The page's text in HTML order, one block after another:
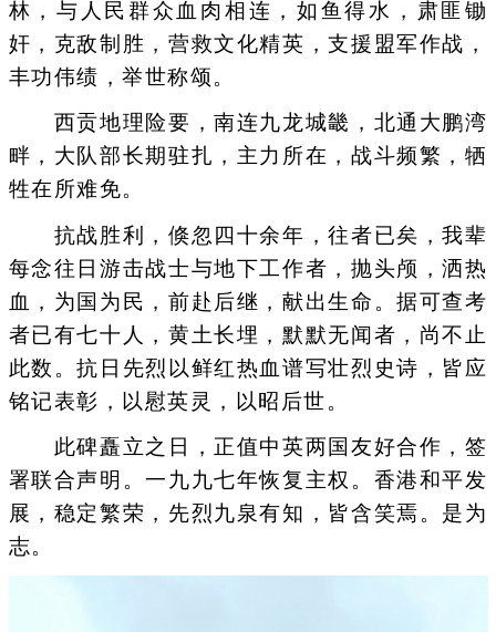
林，与人民群众血肉相连，如鱼得水，肃匪锄
奸，克敌制胜，营救文化精英，支援盟军作战，
丰功伟绩，举世称颂。
西贡地理险要，南连九龙城畿，北通大鹏湾
畔，大队部长期驻扎，主力所在，战斗频繁，牺
牲在所难免。
抗战胜利，倏忽四十余年，往者已矣，我辈
每念往日游击战士与地下工作者，抛头颅，洒热
血，为国为民，前赴后继，献出生命。据可查考
者已有七十人，黄土长埋，默默无闻者，尚不止
此数。抗日先烈以鲜红热血谱写壮烈史诗，皆应
铭记表彰，以慰英灵，以昭后世。
此碑矗立之日，正值中英两国友好合作，签
署联合声明。一九九七年恢复主权。香港和平发
展，稳定繁荣，先烈九泉有知，皆含笑焉。是为
志。